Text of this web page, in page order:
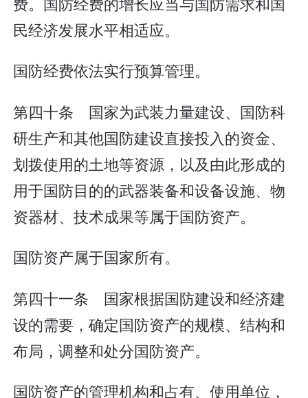
民经济发展水平相适应。
国防经费依法实行预算管理。
第四十条 国家为武装力量建设、国防科
研生产和其他国防建设直接投入的资金、
划拨使用的土地等资源，以及由此形成的
用于国防目的的武器装备和设备设施、物
资器材、技术成果等属于国防资产。
国防资产属于国家所有。
第四十一条 国家根据国防建设和经济建
设的需要，确定国防资产的规模、结构和
布局，调整和处分国防资产。
国防资产的管理机构和占有、使用单位，